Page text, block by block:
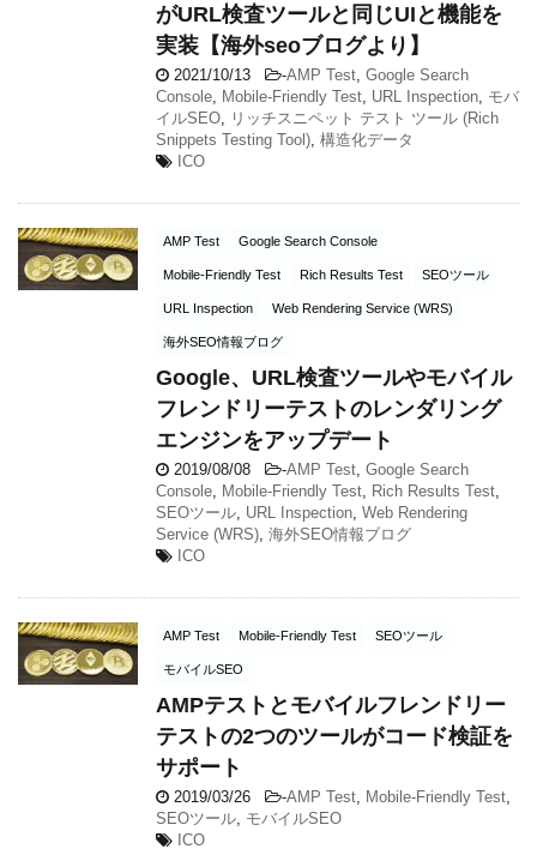
がURL検査ツールと同じUIと機能を
実装【海外seoブログより】
2021/10/13 -AMP Test Google Search
Console Mobile-Friendly Test URL Inspection モバ
イルSEO
リッチスニペット テスト ツール (Rich
Snippets Testing Tool) 構造化データ
ICO
AMP Test Google Search Console
Mobile-Friendly Test Rich Results Test SEOツール
URL Inspection Web Rendering Service (WRS)
海外SEO情報ブログ
Google、URL検査ツールやモバイル
フレンドリーテストのレンダリング
エンジンをアップデート
2019/08/08 -AMP Test Google Search
Console Mobile-Friendly Test Rich Results Test
SEOツール URL Inspection Web Rendering
Service (WRS) 海外SEO情報ブログ
ICO
AMP Test Mobile-Friendly Test SEOツール
モバイルSEO
AMPテストとモバイルフレンドリー
テストの2つのツールがコード検証を
サポート
2019/03/26 -AMP Test Mobile-Friendly Test
SEOツール モバイルSEO
ICO